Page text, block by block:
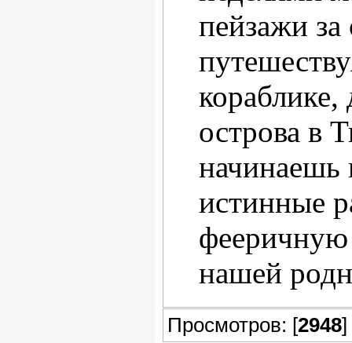
пейзажи
кораблике,
острова в
начинаешь
истинные
фееричную
нашей
Просмотров: [2948